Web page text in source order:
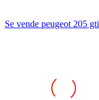
Se vende peugeot 205 gti